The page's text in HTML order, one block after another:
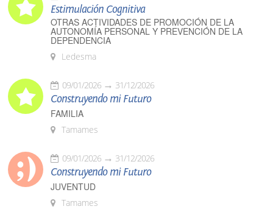
Estimulación Cognitiva
OTRAS ACTIVIDADES DE PROMOCIÓN DE LA
AUTONOMÍA PERSONAL Y PREVENCIÓN DE LA
DEPENDENCIA
Ledesma
09/01/2026 31/12/2026
Construyendo mi Futuro
FAMILIA
Tamames
09/01/2026 31/12/2026
Construyendo mi Futuro
JUVENTUD
Tamames